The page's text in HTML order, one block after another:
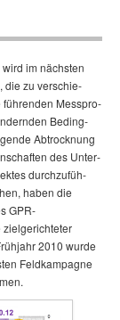
im nächsten
die zu ver­schie­
führenden Mess­pro­
Be­ding­
Ab­trocknung
des Un­ter­
durch­zu­füh­
haben die
GPR-
zielgerichteter
2010 wurde
Feldkampagne